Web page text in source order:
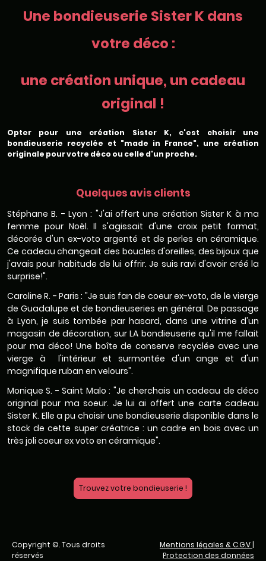
Une bondieuserie Sister K dans
votre déco :
une création unique, un cadeau
original !
Opter pour une création Sister K, c'est choisir une
bondieuserie recyclée et "made in France", une création
originale pour votre déco ou celle d'un proche.
Quelques avis clients
Stéphane B. - Lyon : "J'ai offert une création Sister K à ma
femme pour Noël. Il s'agissait d'une croix petit format,
décorée d'un ex-voto argenté et de perles en céramique.
Ce cadeau changeait des boucles d'oreilles, des bijoux que
j'avais pour habitude de lui offrir. Je suis ravi d'avoir créé la
surprise!".
Caroline R. - Paris : "Je suis fan de coeur ex-voto, de le vierge
de Guadalupe et de bondieuseries en général. De passage
à Lyon, je suis tombée par hasard, dans une vitrine d'un
magasin de décoration, sur LA bondieuserie qu'il me fallait
pour ma déco! Une boîte de conserve recyclée avec une
vierge à l'intérieur et surmontée d'un ange et d'un
magnifique ruban en velours".
Monique S. - Saint Malo : "Je cherchais un cadeau de déco
original pour ma soeur. Je lui ai offert une carte cadeau
Sister K. Elle a pu choisir une bondieuserie disponible dans le
stock de cette super créatrice : un cadre en bois avec un
très joli coeur ex voto en céramique".
Trouvez votre bondieuserie !
Copyright ©. Tous droits
réservés
Mentions légales & C.G.V |
Protection des données